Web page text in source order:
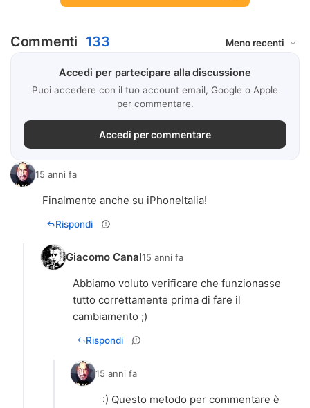
Commenti 133
Accedi per partecipare alla discussione
Puoi accedere con il tuo account email, Google o Apple
per commentare.
Accedi per commentare
15 anni fa
Finalmente anche su iPhoneItalia!
Rispondi
Giacomo Canal15 anni fa
Abbiamo voluto verificare che funzionasse
tutto correttamente prima di fare il
cambiamento ;)
Rispondi
15 anni fa
:) Questo metodo per commentare è